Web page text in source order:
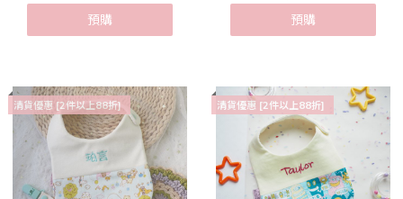
預購 預購
清貨優惠 [2件以上88折] 清貨優惠 [2件以上88折]